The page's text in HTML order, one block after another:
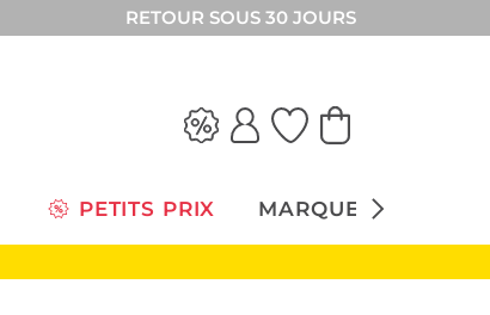
RETOUR SOUS 30 JOURS
PETITS PRIX MARQUES